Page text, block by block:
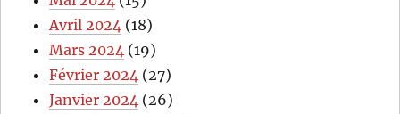
Avril 2024 (18)
Mars 2024 (19)
Février 2024 (27)
Janvier 2024 (26)